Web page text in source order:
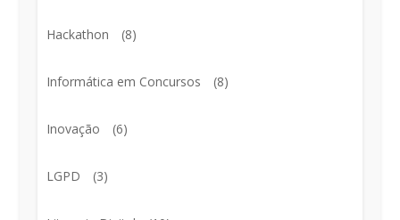
Hackathon (8)
Informática em Concursos (8)
Inovação (6)
LGPD (3)